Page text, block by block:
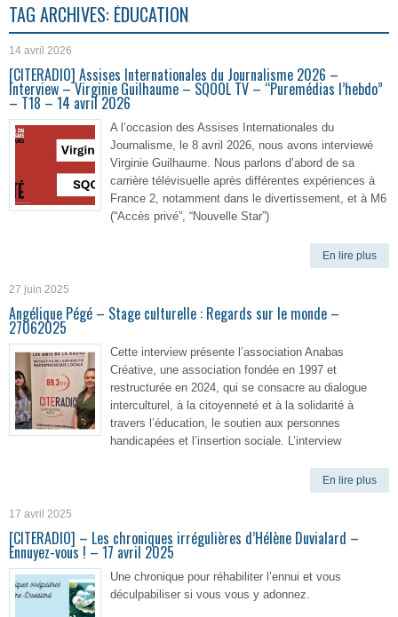
TAG ARCHIVES: ÉDUCATION
14 avril 2026
[CITERADIO] Assises Internationales du Journalisme 2026 –
Interview – Virginie Guilhaume – SQOOL TV – “Puremédias l’hebdo”
– T18 – 14 avril 2026
A l’occasion des Assises Internationales du
Journalisme, le 8 avril 2026, nous avons interviewé
Virginie Guilhaume. Nous parlons d’abord de sa
carrière télévisuelle après différentes expériences à
France 2, notamment dans le divertissement, et à M6
(“Accès privé”, “Nouvelle Star”)
En lire plus
27 juin 2025
Angélique Pégé – Stage culturelle : Regards sur le monde –
27062025
Cette interview présente l’association Anabas
Créative, une association fondée en 1997 et
restructurée en 2024, qui se consacre au dialogue
interculturel, à la citoyenneté et à la solidarité à
travers l’éducation, le soutien aux personnes
handicapées et l’insertion sociale. L’interview
En lire plus
17 avril 2025
[CITERADIO] – Les chroniques irrégulières d’Hélène Duvialard –
Ennuyez-vous ! – 17 avril 2025
Une chronique pour réhabiliter l’ennui et vous
déculpabiliser si vous vous y adonnez.